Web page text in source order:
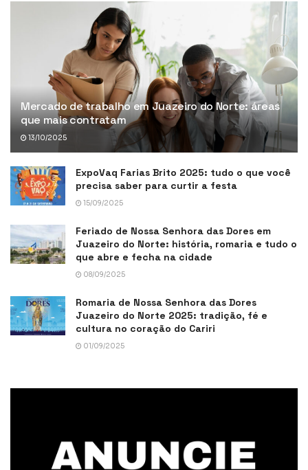
Mercado de trabalho em Juazeiro do Norte: áreas
que mais contratam
13/10/2025
ExpoVaq Farias Brito 2025: tudo o que você
precisa saber para curtir a festa
15/09/2025
Feriado de Nossa Senhora das Dores em
Juazeiro do Norte: história, romaria e tudo o
que abre e fecha na cidade
08/09/2025
Romaria de Nossa Senhora das Dores
Juazeiro do Norte 2025: tradição, fé e
cultura no coração do Cariri
01/09/2025